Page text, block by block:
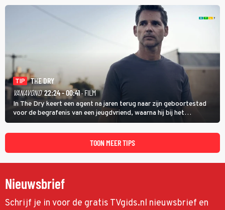
TIP
THE DRY
VANAVOND 22:24 - 00:41· FILM
In The Dry keert een agent na jaren terug naar zijn geboortestad
voor de begrafenis van een jeugdvriend, waarna hij bij het
onderzoeken van diens dood een verband begint te vermoeden
met een oude zaak.
TOON MEER TIPS
Nieuwsbrief
Schrijf je in voor de gratis TVgids.nl nieuwsbrief en